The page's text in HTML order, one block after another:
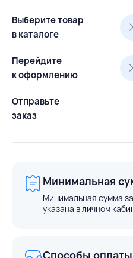
Выберите товар
в каталоге
Перейдите
к оформлению
Отправьте
заказ
Минимальная
Минимальная сумма
указана в личном
Способы оплаты